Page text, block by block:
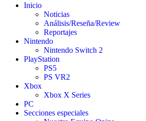
Inicio
Noticias
Análisis/Reseña/Review
Reportajes
Nintendo
Nintendo Switch 2
PlayStation
PS5
PS VR2
Xbox
Xbox X Series
PC
Secciones especiales